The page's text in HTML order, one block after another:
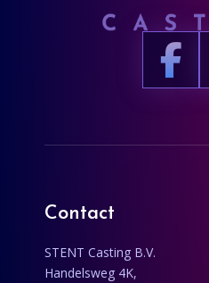
Contact
STENT Casting B.V.
Handelsweg 4K,